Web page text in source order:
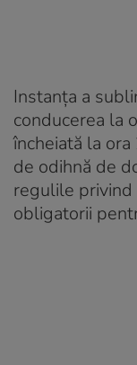
Instanța a
conducerea la
încheiată la
de odihnă de
regulile privind
obligatorii